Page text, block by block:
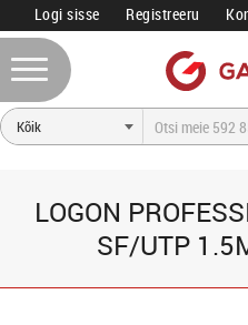
Logi sisse Registreeru
LOGON
SF/UTP